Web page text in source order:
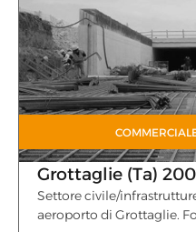
Grottaglie (Ta)
Settore civile/
aeroporto di Grottaglie.